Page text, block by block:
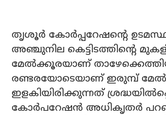
തൃശൂര്‍ കോര്‍പ്പറേഷന്റെ
അഞ്ചുനില കെട്ടിടത്തിന്റെ
മേല്‍ക്കൂരയാണ്
രണ്ടരയോടെയാണ് ഇരുമ്പ്
ഇളകിയിരിക്കുന്നത്
കോര്‍പറേഷന്‍ അധികൃതര്‍